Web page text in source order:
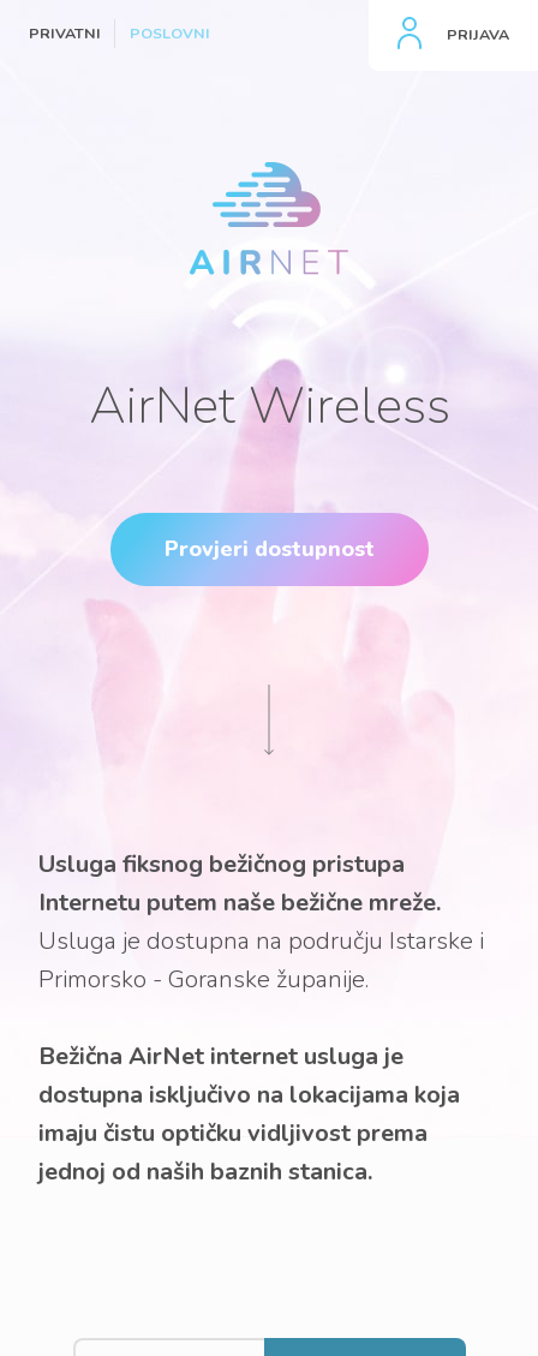
PRIVATNI POSLOVNI PRIJAVA
AirNet Wireless
Provjeri dostupnost
Usluga fiksnog bežičnog pristupa
Internetu putem naše bežične mreže.
Usluga je dostupna na području Istarske i
Primorsko - Goranske županije.
Bežična AirNet internet usluga je
dostupna isključivo na lokacijama koja
imaju čistu optičku vidljivost prema
jednoj od naših baznih stanica.